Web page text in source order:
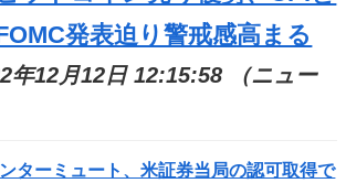
発表迫り警戒感高まる
年12月12日 12:15:58 （ニュー
ターミュート、米証券当局の認可取得で